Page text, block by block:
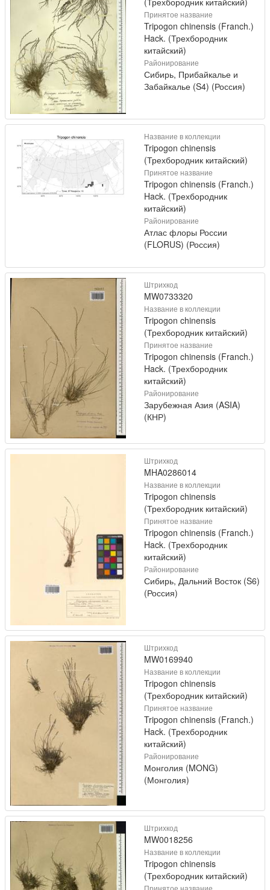
Принятое название
Tripogon chinensis (Franch.)
Hack. (Трехбородник
китайский)
Районирование
Сибирь, Прибайкалье и
Забайкалье (S4) (Россия)
Название в коллекции
Tripogon chinensis
(Трехбородник китайский)
Принятое название
Tripogon chinensis (Franch.)
Hack. (Трехбородник
китайский)
Районирование
Атлас флоры России
(FLORUS) (Россия)
Штрихкод
MW0733320
Название в коллекции
Tripogon chinensis
(Трехбородник китайский)
Принятое название
Tripogon chinensis (Franch.)
Hack. (Трехбородник
китайский)
Районирование
Зарубежная Азия (ASIA)
(КНР)
Штрихкод
MHA0286014
Название в коллекции
Tripogon chinensis
(Трехбородник китайский)
Принятое название
Tripogon chinensis (Franch.)
Hack. (Трехбородник
китайский)
Районирование
Сибирь, Дальний Восток (S6)
(Россия)
Штрихкод
MW0169940
Название в коллекции
Tripogon chinensis
(Трехбородник китайский)
Принятое название
Tripogon chinensis (Franch.)
Hack. (Трехбородник
китайский)
Районирование
Монголия (MONG)
(Монголия)
Штрихкод
MW0018256
Название в коллекции
Tripogon chinensis
(Трехбородник китайский)
Принятое название